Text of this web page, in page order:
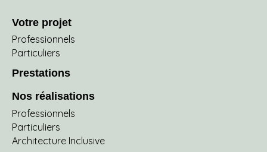
Votre projet
Professionnels
Particuliers
Prestations
Nos réalisations
Professionnels
Particuliers
Architecture Inclusive